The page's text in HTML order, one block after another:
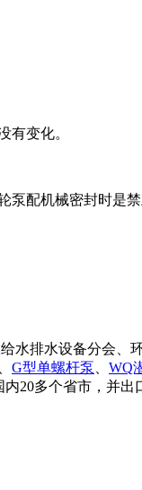
有变化。
泵配机械密封时是
水排水设备分会、
G型单螺杆泵 WQ
20多个省市，并出